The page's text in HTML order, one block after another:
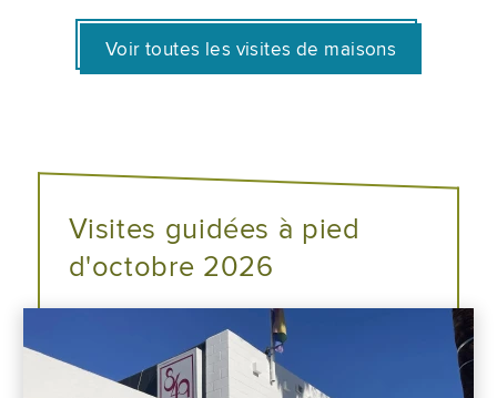
Voir toutes les visites de maisons
Visites guidées à pied
d'octobre 2026